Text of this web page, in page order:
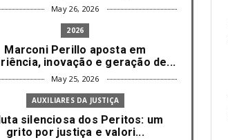
May 26, 2026
2026
Marconi Perillo aposta em
inovação e geração de...
May 25, 2026
AUXILIARES DA JUSTIÇA
silenciosa dos Peritos: um
grito por justiça e valori...